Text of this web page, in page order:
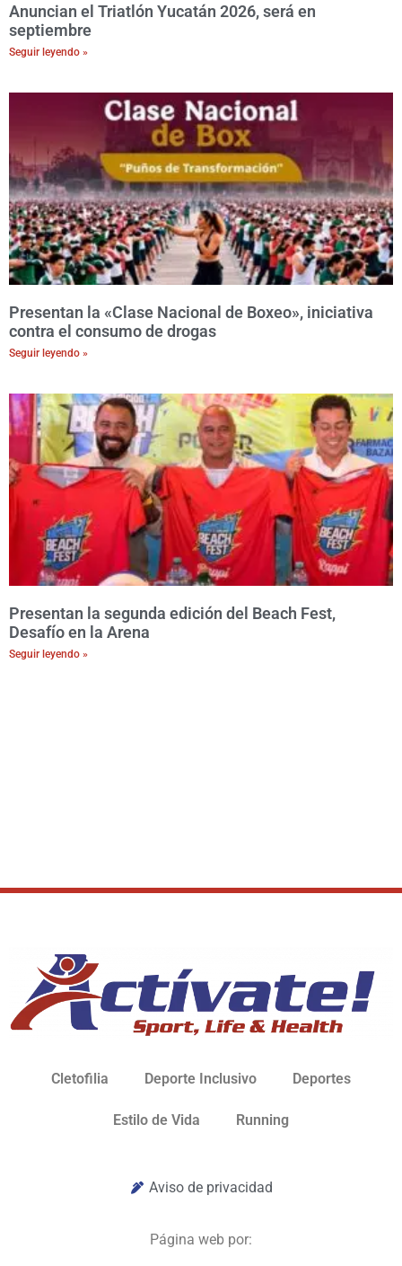
Anuncian el Triatlón Yucatán 2026, será en
septiembre
Seguir leyendo »
Presentan la «Clase Nacional de Boxeo», iniciativa
contra el consumo de drogas
Seguir leyendo »
Presentan la segunda edición del Beach Fest,
Desafío en la Arena
Seguir leyendo »
Cletofilia Deporte Inclusivo Deportes
Estilo de Vida Running
Aviso de privacidad
Página web por: